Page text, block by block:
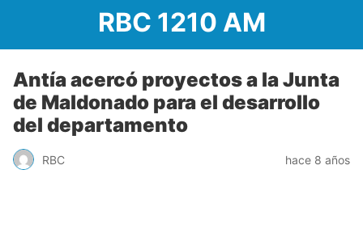
RBC 1210 AM
Antía acercó proyectos a la Junta
de Maldonado para el desarrollo
del departamento
RBC hace 8 años